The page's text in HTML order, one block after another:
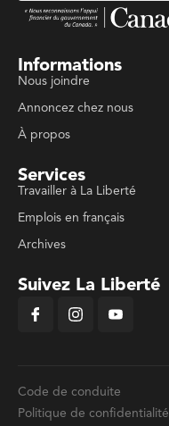
Informations
Nous joindre
Annoncez chez nous
À propos
Services
Travailler à La Liberté
Emplois en français
Archives
Suivez La Liberté
Code de conduite
Politique de confidentialité